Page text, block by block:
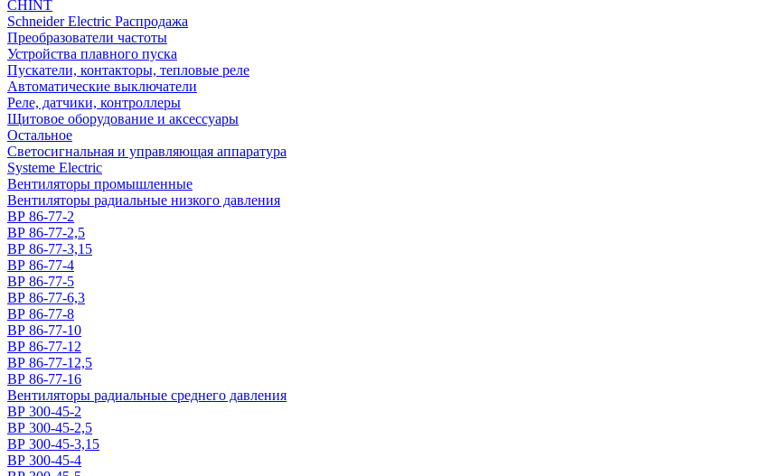
CHINT
Schneider Electric Распродажа
Преобразователи частоты
Устройства плавного пуска
Пускатели, контакторы, тепловые реле
Автоматические выключатели
Реле, датчики, контроллеры
Щитовое оборудование и аксессуары
Остальное
Светосигнальная и управляющая аппаратура
Systeme Electric
Вентиляторы промышленные
Вентиляторы радиальные низкого давления
ВР 86-77-2
ВР 86-77-2,5
ВР 86-77-3,15
ВР 86-77-4
ВР 86-77-5
ВР 86-77-6,3
ВР 86-77-8
ВР 86-77-10
ВР 86-77-12
ВР 86-77-12,5
ВР 86-77-16
Вентиляторы радиальные среднего давления
ВР 300-45-2
ВР 300-45-2,5
ВР 300-45-3,15
ВР 300-45-4